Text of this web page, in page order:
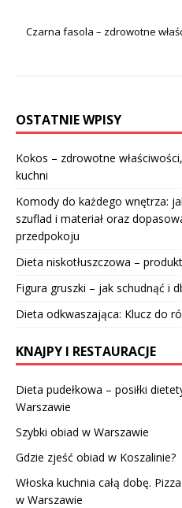
Czarna fasola – zdrowotne
OSTATNIE WPISY
Kokos – zdrowotne
kuchni
Komody do każdego wnętrza:
szuflad i materiał oraz
przedpokoju
Dieta niskotłuszczowa –
Figura gruszki – jak schudnąć i
Dieta odkwaszająca: Klucz do
KNAJPY I RESTAURACJE
Dieta pudełkowa – posiłki
Warszawie
Szybki obiad w Warszawie
Gdzie zjeść obiad w Koszalinie?
Włoska kuchnia całą dobę.
w Warszawie